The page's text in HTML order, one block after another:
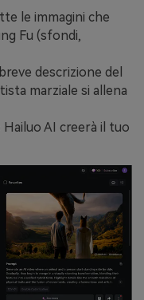
le immagini che
Fu (sfondi,
descrizione del
marziale si allena
AI creerà il tuo